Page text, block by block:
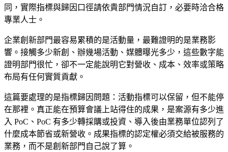
同，實際指標與歸因口徑請依貴部門情況自訂，必要時洽合格
專業人士。
企業創新部門最容易累積的是活動量，最難證明的是業務影
響。接觸多少新創、辦幾場活動、媒體曝光多少，這些數字能
證明部門很忙，卻不一定能說明它對營收、成本、效率或策略
布局有任何實質貢獻。
這篇要處理的是指標歸因問題：活動指標可以保留，但不能停
在那裡。真正能在預算會議上站得住的成果，是案源有多少進
入 PoC、PoC 有多少轉採購或投資、導入後由業務單位認列了
什麼成本節省或新營收。成果指標的認定權必須交給被服務的
業務，而不是創新部門自己說了算。